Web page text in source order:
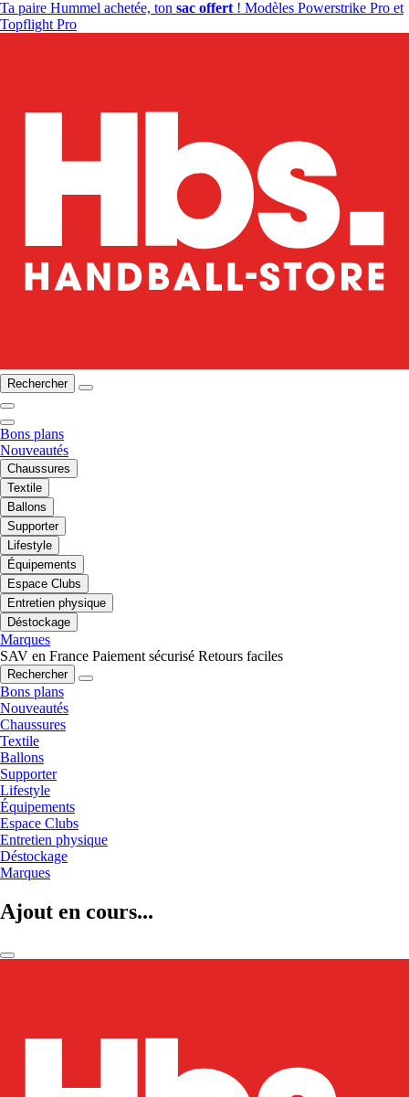
Ta paire Hummel achetée, ton sac offert ! Modèles Powerstrike Pro et
Topflight Pro
Rechercher
Bons plans
Nouveautés
Chaussures
Textile
Ballons
Supporter
Lifestyle
Équipements
Espace Clubs
Entretien physique
Déstockage
Marques
SAV en France Paiement sécurisé Retours faciles
Rechercher
Bons plans
Nouveautés
Chaussures
Textile
Ballons
Supporter
Lifestyle
Équipements
Espace Clubs
Entretien physique
Déstockage
Marques
Ajout en cours...